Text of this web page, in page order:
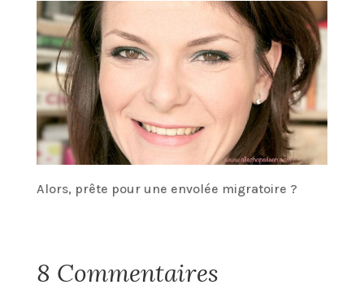
Alors, prête pour une envolée migratoire ?
8 Commentaires